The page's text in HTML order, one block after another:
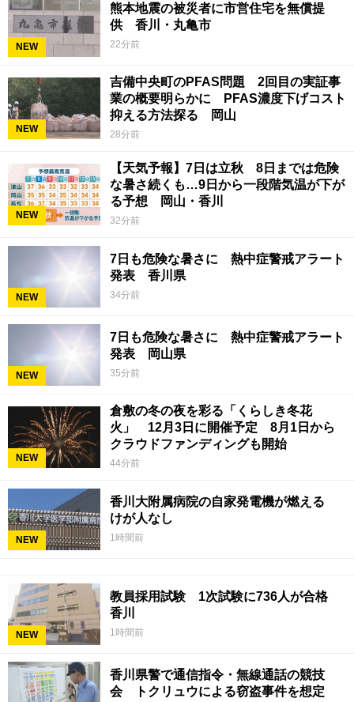
NEW
熊本地震の被災者に市営住宅を無償提
供 香川・丸亀市
22分前
NEW
吉備中央町のPFAS問題 2回目の実証事
業の概要明らかに PFAS濃度下げコスト
抑える方法探る 岡山
28分前
NEW
【天気予報】7日は立秋 8日までは危険
な暑さ続くも…9日から一段階気温が下が
る予想 岡山・香川
32分前
NEW
7日も危険な暑さに 熱中症警戒アラート
発表 香川県
34分前
NEW
7日も危険な暑さに 熱中症警戒アラート
発表 岡山県
35分前
NEW
倉敷の冬の夜を彩る「くらしき冬花
火」 12月3日に開催予定 8月1日から
クラウドファンディングも開始
44分前
NEW
香川大附属病院の自家発電機が燃える
けが人なし
1時間前
NEW
教員採用試験 1次試験に736人が合格
香川
1時間前
香川県警で通信指令・無線通話の競技
会 トクリュウによる窃盗事件を想定